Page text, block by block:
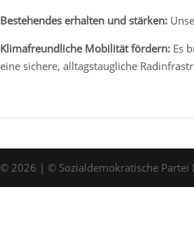
Bestehendes erhalten und stärken:
Klimafreundliche Mobilität fördern: Es
eine sichere, alltagstaugliche
© 2026 | © Sozialdemokratische